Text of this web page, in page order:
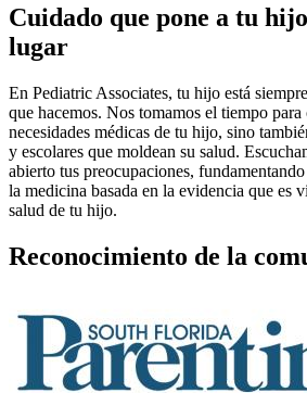
Cuidado que pone a tu
lugar
En Pediatric Associates, tu hijo está
que hacemos. Nos tomamos el tiempo
necesidades médicas de tu hijo, sino
y escolares que moldean su salud.
abierto tus preocupaciones,
la medicina basada en la evidencia que es
salud de tu hijo.
Reconocimiento de la